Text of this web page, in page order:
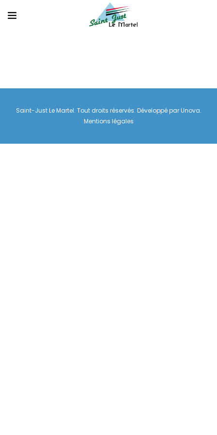
Saint-Just Le Martel. Tout droits réservés. Développé parUnova.
Mentions légales